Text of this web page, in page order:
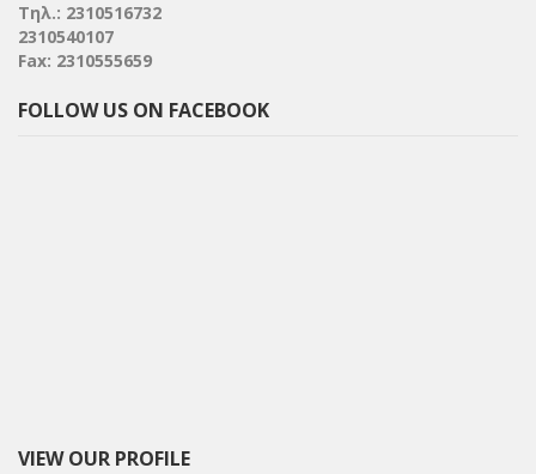
Τηλ.: 2310516732
2310540107
Fax: 2310555659
FOLLOW US ON FACEBOOK
VIEW OUR PROFILE